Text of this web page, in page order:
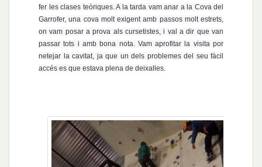
fer les clases teòriques. A la tarda vam anar a la Cova del
Garrofer, una cova molt exigent amb passos molt estrets,
on vam posar a prova als cursetistes, i val a dir que van
passar tots i amb bona nota. Vam aprofitar la visita por
netejar la cavitat, ja que un dels problemes del seu fàcil
accés es que estava plena de deixalles.